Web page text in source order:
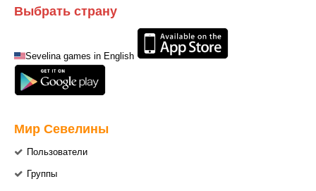
Выбрать страну
Sevelina games in English
Мир Севелины
Пользователи
Группы